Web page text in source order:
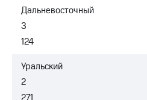
погашении
Регистратор
Дальневосточный
3
124
Уральский
2